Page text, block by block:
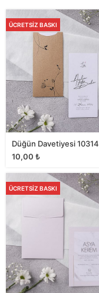
ÜCRETSIZ BASKI
Düğün Davetiyesi 10314
10,00 ₺
ÜCRETSIZ BASKI